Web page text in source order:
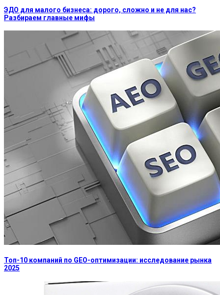
ЭДО для малого бизнеса: дорого, сложно и не для нас?
Разбираем главные мифы
Топ-10 компаний по GEO-оптимизации: исследование рынка
2025